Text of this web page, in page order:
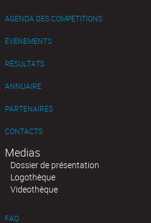
AGENDA DES COMPÉTITIONS
ÉVÉNEMENTS
RÉSULTATS
ANNUAIRE
PARTENAIRES
CONTACTS
Medias
Dossier de présentation
Logothèque
Videothèque
FAQ